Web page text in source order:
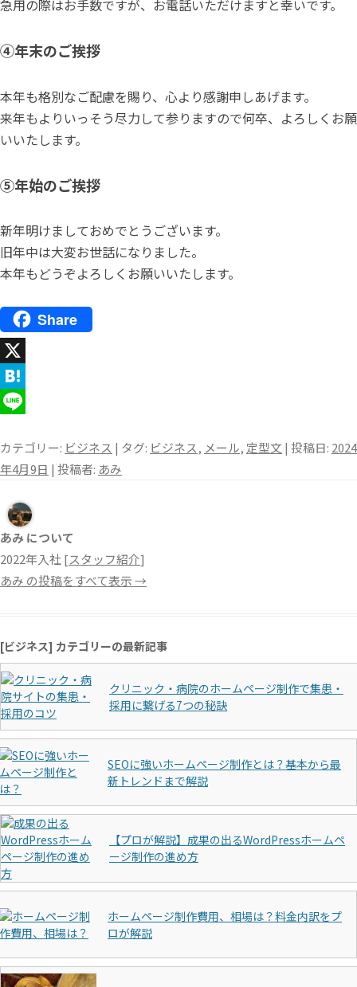
急用の際はお手数ですが、お電話いただけますと幸いです。
④年末のご挨拶
本年も格別なご配慮を賜り、心より感謝申しあげます。
来年もよりいっそう尽力して参りますので何卒、よろしくお願
いいたします。
⑤年始のご挨拶
新年明けましておめでとうございます。
旧年中は大変お世話になりました。
本年もどうぞよろしくお願いいたします。
Share
X
H
t
e
a
i
n
カテゴリー: ビジネス | タグ: ビジネス, メール, 定型文| 投稿日: 2024
年4月9日 | 投稿者: あみ
あみ について
2022年入社 [スタッフ紹介]
あみ の投稿をすべて表示→
[ビジネス] カテゴリーの最新記事
クリニック・病院のホームページ制作で集患・
採用に繋げる7つの秘訣
SEOに強いホームページ制作とは？基本から最
新トレンドまで解説
【プロが解説】成果の出るWordPressホームペ
ージ制作の進め方
ホームページ制作費用、相場は？料金内訳をプ
ロが解説